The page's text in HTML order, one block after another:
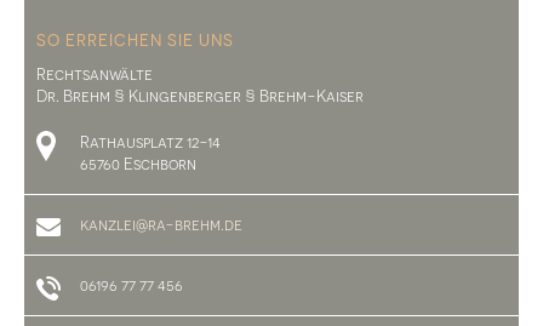
SO ERREICHEN SIE UNS
Rechtsanwälte
Dr. Brehm § Klingenberger § Brehm-Kaiser
Rathausplatz 12-14
65760 Eschborn
kanzlei@ra-brehm.de
06196 77 77 456